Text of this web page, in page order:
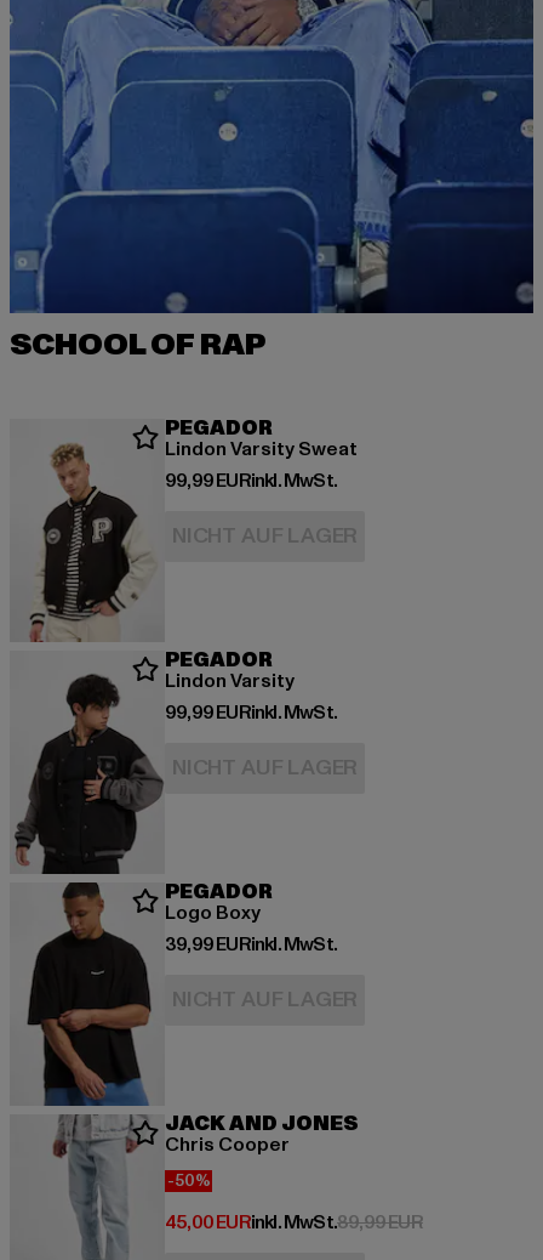
SCHOOL OF RAP
PEGADOR
Lindon Varsity Sweat
99,99 EUR
Derzeitiger Preis: 99,99 EUR
inkl. MwSt.
NICHT AUF LAGER
PEGADOR
Lindon Varsity
99,99 EUR
Derzeitiger Preis: 99,99 EUR
inkl. MwSt.
NICHT AUF LAGER
PEGADOR
Logo Boxy
39,99 EUR
Derzeitiger Preis: 39,99 EUR
inkl. MwSt.
NICHT AUF LAGER
JACK AND JONES
Chris Cooper
-50%
45,00 EUR
Derzeitiger Preis: 45,00 EUR
inkl. MwSt.89,99 EURAktionspreis: